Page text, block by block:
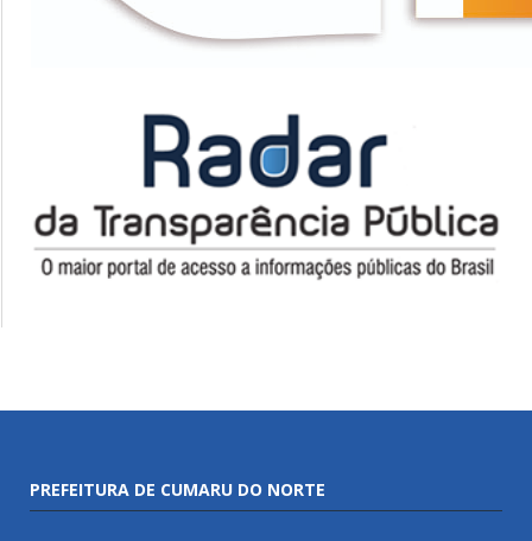
PREFEITURA DE CUMARU DO NORTE